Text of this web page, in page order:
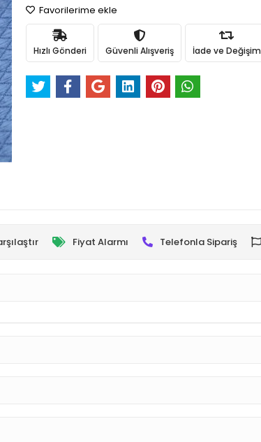
Favorilerime ekle
Hızlı Gönderi Güvenli Alışveriş İade ve Değişim
Fiyat Alarmı Telefonla Sipariş